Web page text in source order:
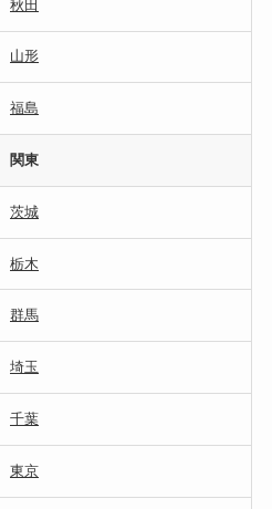
秋田
山形
福島
関東
茨城
栃木
群馬
埼玉
千葉
東京